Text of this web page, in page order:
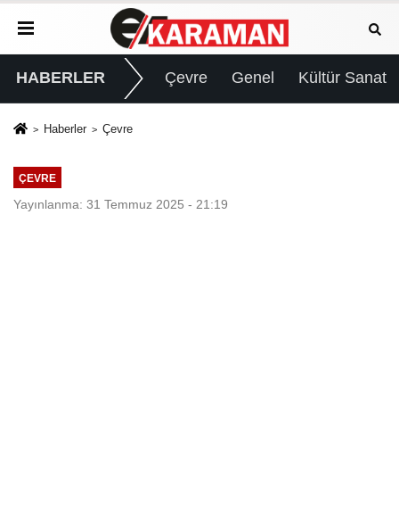
HABERLER Çevre Genel Kültür Sanat
Haberler Çevre
ÇEVRE
Yayınlanma: 31 Temmuz 2025 - 21:19